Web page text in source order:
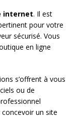
internet. Il est
pour votre
sécurisé. Vous
en ligne
s’offrent à vous
ou de
un site